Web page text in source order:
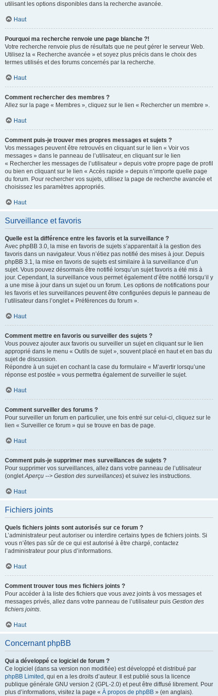
utilisant les options disponibles dans la recherche avancée.
Haut
Pourquoi ma recherche renvoie une page blanche ?!
Votre recherche renvoie plus de résultats que ne peut gérer le serveur Web.
Utilisez la « Recherche avancée » et soyez plus précis dans le choix des
termes utilisés et des forums concernés par la recherche.
Haut
Comment rechercher des membres ?
Allez sur la page « Membres », cliquez sur le lien « Rechercher un membre ».
Haut
Comment puis-je trouver mes propres messages et sujets ?
Vos messages peuvent être retrouvés en cliquant sur le lien « Voir vos
messages » dans le panneau de l’utilisateur, en cliquant sur le lien
« Rechercher les messages de l’utilisateur » depuis votre propre page de profil
ou bien en cliquant sur le lien « Accès rapide » depuis n’importe quelle page
du forum. Pour rechercher vos sujets, utilisez la page de recherche avancée et
choisissez les paramètres appropriés.
Haut
Surveillance et favoris
Quelle est la différence entre les favoris et la surveillance ?
Avec phpBB 3.0, la mise en favoris de sujets s’apparentait à la gestion des
favoris dans un navigateur. Vous n’étiez pas notifié des mises à jour. Depuis
phpBB 3.1, la mise en favoris de sujets est similaire à la surveillance d’un
sujet. Vous pouvez désormais être notifié lorsqu’un sujet favoris a été mis à
jour. Cependant, la surveillance vous permet également d’être notifié lorsqu’il y
a une mise à jour dans un sujet ou un forum. Les options de notifications pour
les favoris et les surveillances peuvent être configurées depuis le panneau de
l’utilisateur dans l’onglet « Préférences du forum ».
Haut
Comment mettre en favoris ou surveiller des sujets ?
Vous pouvez ajouter aux favoris ou surveiller un sujet en cliquant sur le lien
approprié dans le menu « Outils de sujet », souvent placé en haut et en bas du
sujet de discussion.
Répondre à un sujet en cochant la case du formulaire « M’avertir lorsqu’une
réponse est postée » vous permettra également de surveiller le sujet.
Haut
Comment surveiller des forums ?
Pour surveiller un forum en particulier, une fois entré sur celui-ci, cliquez sur le
lien « Surveiller ce forum » qui se trouve en bas de page.
Haut
Comment puis-je supprimer mes surveillances de sujets ?
Pour supprimer vos surveillances, allez dans votre panneau de l’utilisateur
(ongletAperçu --> Gestion des surveillances) et suivez les instructions.
Haut
Fichiers joints
Quels fichiers joints sont autorisés sur ce forum ?
L’administrateur peut autoriser ou interdire certains types de fichiers joints. Si
vous n’êtes pas sûr de ce qui est autorisé à être chargé, contactez
l’administrateur pour plus d’informations.
Haut
Comment trouver tous mes fichiers joints ?
Pour accéder à la liste des fichiers que vous avez joints à vos messages et
messages privés, allez dans votre panneau de l’utilisateur puis Gestion des
fichiers joints.
Haut
Concernant phpBB
Qui a développé ce logiciel de forum ?
Ce logiciel (dans sa version non modifiée) est développé et distribué par
phpBB Limited , qui en a les droits d’auteur. Il est publié sous la licence
publique générale GNU version 2 (GPL-2.0) et peut être diffusé librement. Pour
plus d’informations, visitez la page « À propos de phpBB » (en anglais).